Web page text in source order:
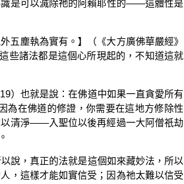
識是可以滅除祂的阿賴耶性的——這體性是
五塵執為實有。】（《大方廣佛華嚴經》
些諸法都是這個心所現起的，不知道這就
）也就是說：在佛道中如果一直貪愛所有
為在佛道的修證，你需要在這地方修除性
以清淨——入聖位以後再經過一大阿僧祇劫
說，真正的法就是這個如來藏妙法，所以
，這樣才能如實信受；因為祂太難以信受